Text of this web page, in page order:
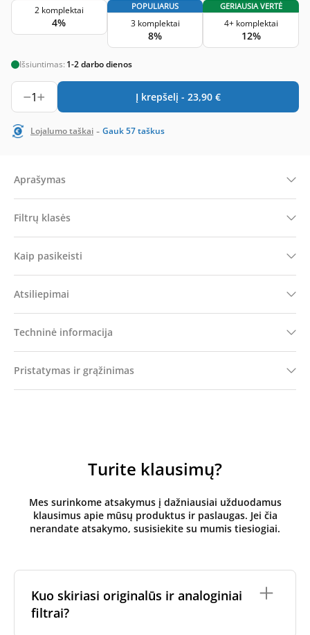
2 komplektai
4%
POPULIARUS
3 komplektai
8%
GERIAUSIA VERTĖ
4+ komplektai
12%
Išsiuntimas: 1-2 darbo dienos
1 Į krepšelį - 23,90 €
Lojalumo taškai - Gauk57taškus
Aprašymas
Filtrų klasės
Kaip pasikeisti
Atsiliepimai
Techninė informacija
Pristatymas ir grąžinimas
Turite klausimų?
Mes surinkome atsakymus į dažniausiai užduodamus
klausimus apie mūsų produktus ir paslaugas. Jei čia
nerandate atsakymo, susisiekite su mumis tiesiogiai.
Kuo skiriasi originalūs ir analoginiai
filtrai?